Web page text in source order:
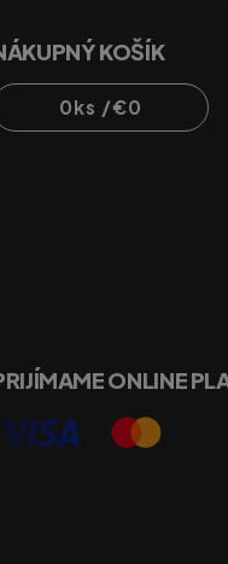
KOŠÍK
0ks /€0
ONLINE